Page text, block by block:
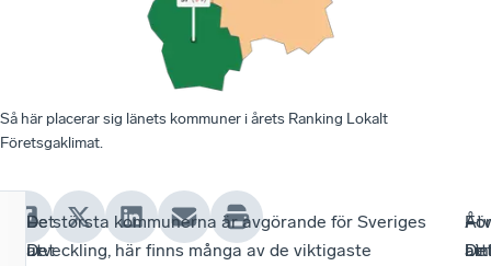
Så här placerar sig länets kommuner i årets Ranking Lokalt
Företsgaklimat.
–
Det
Det
är
De största kommunerna är avgörande för Sveriges
utveckling, här finns många av de viktigaste
–
För
att
är
–